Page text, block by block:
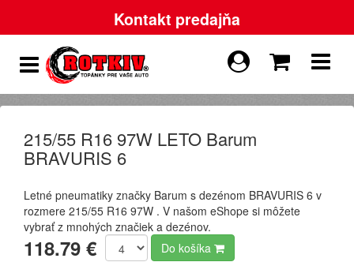
Kontakt predajňa
215/55 R16 97W LETO Barum
BRAVURIS 6
Letné pneumatiky značky Barum s dezénom BRAVURIS 6 v
rozmere 215/55 R16 97W . V našom eShope si môžete
vybrať z mnohých značiek a dezénov.
118.79 € Do košíka